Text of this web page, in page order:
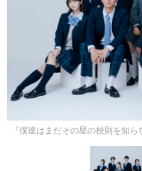
『僕達はまだその星の校則を知